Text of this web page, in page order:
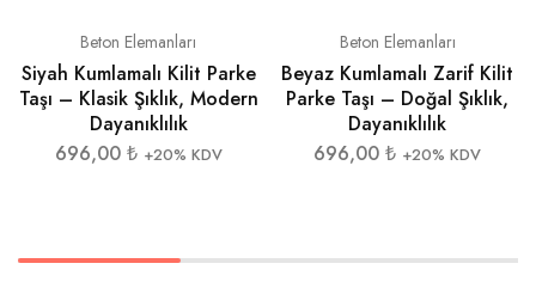
Beton Elemanları
Siyah Kumlamalı Kilit Parke
Taşı – Klasik Şıklık, Modern
Dayanıklılık
696,00 ₺ +20% KDV
Beton Elemanları
Beyaz Kumlamalı Zarif Kilit
Parke Taşı – Doğal Şıklık,
Dayanıklılık
696,00₺ +20% KDV